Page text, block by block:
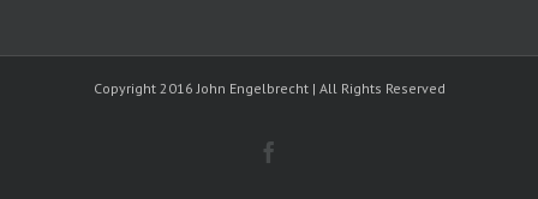
Copyright 2016 John Engelbrecht | All Rights Reserved